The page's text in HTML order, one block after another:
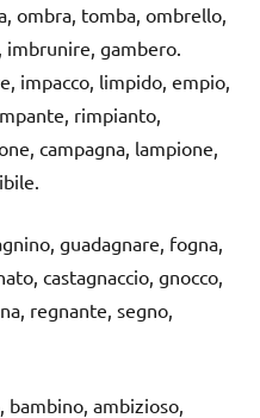
ombra, tomba, ombrello,
gambero.
impacco, limpido, empio,
rimpianto,
campagna, lampione,
guadagnare, fogna,
castagnaccio, gnocco,
regnante, segno,
ambizioso,